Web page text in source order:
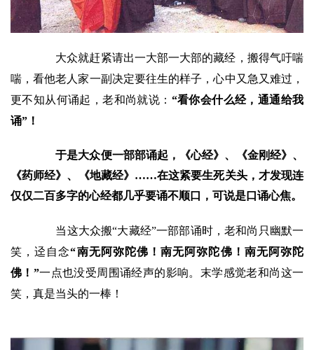
大众就赶紧请出一大部一大部的藏经，搬得气吁喘
喘，看他老人家一副决定要往生的样子，心中又急又难过，
更不知从何诵起，老和尚就说： “看你会什么经，通通给我
诵”！
于是大众便一部部诵起，《心经》、《金刚经》、
《药师经》、《地藏经》……在这紧要生死关头，才发现连
仅仅二百多字的心经都几乎要诵不顺口，可说是口诵心焦。
当这大众搬“大藏经”一部部诵时，老和尚只幽默一
笑，迳自念“南无阿弥陀佛！南无阿弥陀佛！南无阿弥陀
佛！”一点也没受周围诵经声的影响。末学感觉老和尚这一
笑，真是当头的一棒！